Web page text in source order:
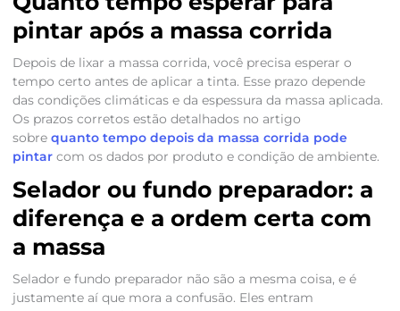
pintar após a massa corrida
Depois de lixar a massa corrida, você precisa esperar o
tempo certo antes de aplicar a tinta. Esse prazo depende
das condições climáticas e da espessura da massa aplicada.
Os prazos corretos estão detalhados no artigo
sobre quanto tempo depois da massa corrida pode
pintarcom os dados por produto e condição de ambiente.
Selador ou fundo preparador: a
diferença e a ordem certa com
a massa
Selador e fundo preparador não são a mesma coisa, e é
justamente aí que mora a confusão. Eles entram